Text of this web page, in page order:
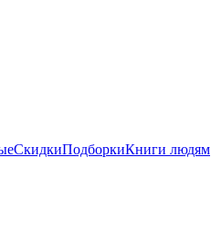
СкидкиПодборкиКниги людям